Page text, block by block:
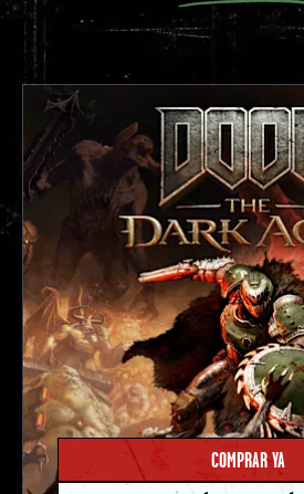
COMPRAR YA